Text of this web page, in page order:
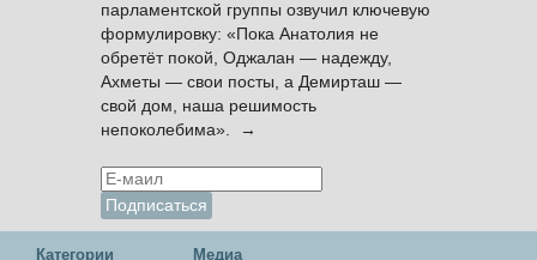
парламентской группы озвучил ключевую
формулировку: «Пока Анатолия не
обретёт покой, Оджалан — надежду,
Ахметы — свои посты, а Демирташ —
свой дом, наша решимость
непоколебима». →
Категории Медиа